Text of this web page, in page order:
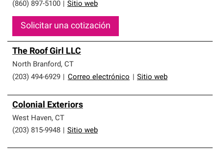
(860) 897-5100
Sitio web
Solicitar una cotización
The Roof Girl LLC
North Branford, CT
(203) 494-6929
Correo electrónico Sitio web
Colonial Exteriors
West Haven, CT
(203) 815-9948
Sitio web